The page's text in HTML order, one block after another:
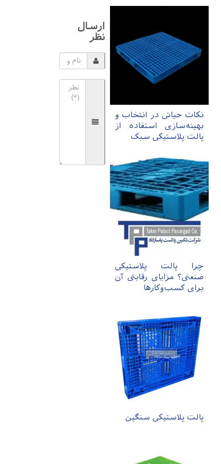
نکات حیاتی در انتخاب و
بهینه‌سازی استفاده از
پالت پلاستیکی سبک
چرا پالت پلاستیکی
صنعتی؟ مزایای رقابتی آن
برای کسب‌وکارها
پالت پلاستیکی سنگین
ارسال
نظر